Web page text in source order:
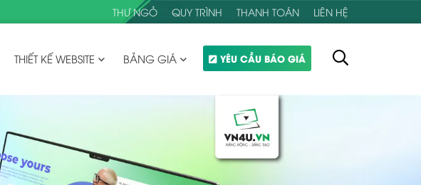
THƯ NGỎ QUY TRÌNH THANH TOÁN LIÊN HỆ
THIẾT KẾ WEBSITE BẢNG GIÁ YÊU CẦU BÁO GIÁ